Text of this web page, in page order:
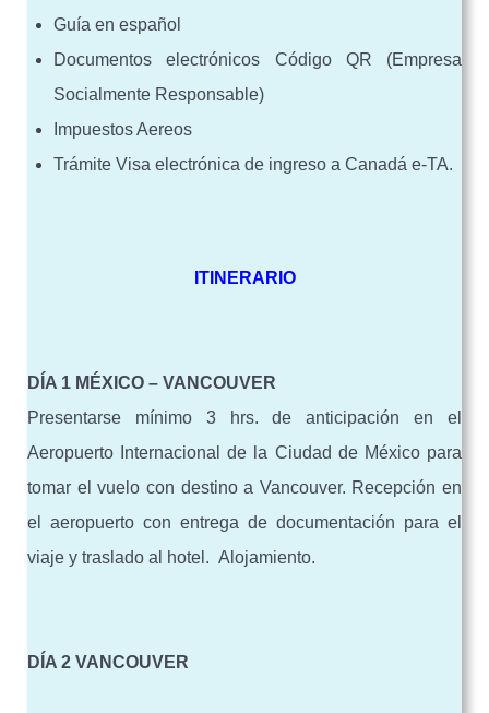
Guía en español
Documentos electrónicos Código QR (Empresa
Socialmente Responsable)
Impuestos Aereos
Trámite Visa electrónica de ingreso a Canadá e-TA.
ITINERARIO
DÍA 1 MÉXICO – VANCOUVER
Presentarse mínimo 3 hrs. de anticipación en el
Aeropuerto Internacional de la Ciudad de México para
tomar el vuelo con destino a Vancouver. Recepción en
el aeropuerto con entrega de documentación para el
viaje y traslado al hotel. Alojamiento.
DÍA 2 VANCOUVER